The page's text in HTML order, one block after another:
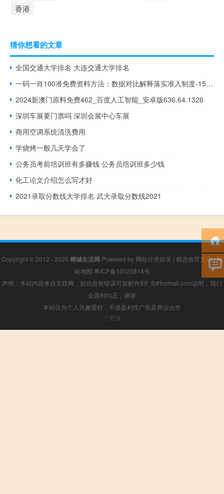
香港
猜你想看的文章
全国交通大学排名 大连交通大学排名
一码一肖100准免费资料方法：数据对比解释落实准入制度-1518.3D.A367
2024新澳门原料免费462_百度人工智能_安卓版636.64.1326
深圳车展要门票吗 深圳会展中心车展
商用空调系统清洗费用
学烧烤一般几天学会了
公务员考前培训班有多赚钱 公务员培训班多少钱
化工论文介绍怎么写才好
2021录取分数线大学排名 武大录取分数线2021
Copyright © 2012 - 2026 榕城生活网 Powered by 网站分类目录 | 精选推荐文章|网
站地图 粤ICP备10025814号
声明：本站内容来自互联网，如信息有错误可发邮件到f_fb#foxmail.com说明，我们
会及时纠正，谢谢
本站仅为个人兴趣爱好，不接盈利性广告及商业合作
小男孩